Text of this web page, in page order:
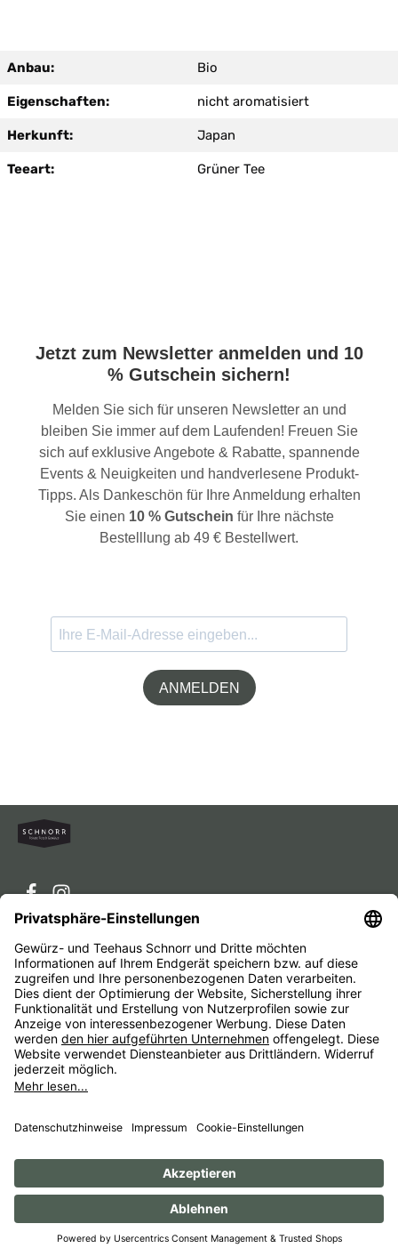
Anbau: Bio
Eigenschaften: nicht aromatisiert
Herkunft: Japan
Teeart: Grüner Tee
Jetzt zum Newsletter anmelden und 10
% Gutschein sichern!
Melden Sie sich für unseren Newsletter an und
bleiben Sie immer auf dem Laufenden! Freuen Sie
sich auf exklusive Angebote & Rabatte, spannende
Events & Neuigkeiten und handverlesene Produkt-
Tipps. Als Dankeschön für Ihre Anmeldung erhalten
Sie einen 10 % Gutschein für Ihre nächste
Bestelllung ab 49 € Bestellwert.
ANMELDEN
Service-Hotline
Service
Unternehmen
Alle Preise inkl. gesetzl. Mehrwertsteuer zzgl.
anders angegeben.
© 1956 - 2026 Gewürz- und Teehaus Schnorr - with
HexaMain GmbH
ImpressumAGBWiderrufsbelehrungenDatenschutz
Barrierefreiheit